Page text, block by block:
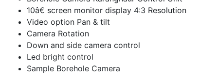
10â€ screen monitor display 4:3 Resolution
Video option Pan & tilt
Camera Rotation
Down and side camera control
Led bright control
Sample Borehole Camera